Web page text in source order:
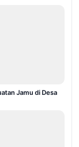
Jamu di Desa